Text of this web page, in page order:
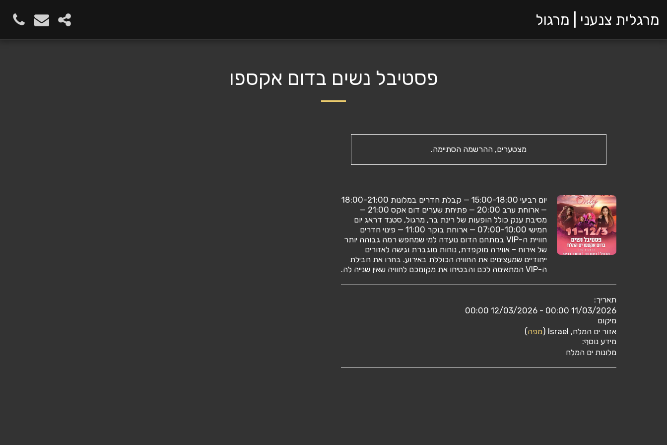
מרגלית צנעני | מרגול
פסטיבל נשים בדום אקספו
מצטערים, ההרשמה הסתיימה.
יום רביעי 15:00-18:00 — קבלת חדרים במלונות 18:00-21:00
— ארוחת ערב 20:00 — פתיחת שערים דום אקס 21:00 —
מסיבת ענק כולל הופעות של רינת בר, מרגול, סטנד דראג יום
חמישי 07:00-10:00 — ארוחת בוקר 11:00 — פינוי חדרים
חוויית ה-VIP במתחם הדום נועדה למי שמחפש רמה גבוהה יותר
של אירוח – אווירה מוקפדת, נוחות מוגברת וגישה לאזורים
ייחודיים שמעצימים את החוויה הכוללת באירוע. בחרו את חבילת
ה-VIP המתאימה לכם והבטיחו את מקומכם לחוויה שאין שנייה לה.
תאריך:
11/03/2026 00:00 - 12/03/2026 00:00
מיקום
אזור ים המלח, Israel (
מפה)
מידע נוסף:
מלונות ים המלח